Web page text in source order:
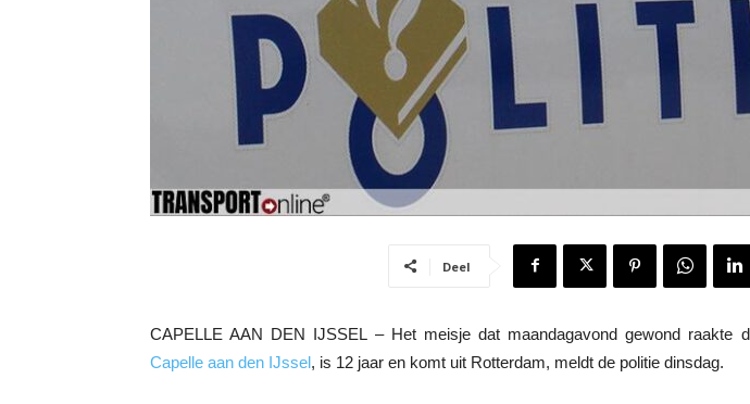
Deel
CAPELLE AAN DEN IJSSEL – Het meisje dat maandagavond gewond raakte
Capelle aan den IJssel, is 12 jaar en komt uit Rotterdam, meldt de politie dinsdag.